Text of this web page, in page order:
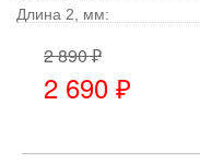
Длина 2, мм:
2 890 ₽
2 690 ₽